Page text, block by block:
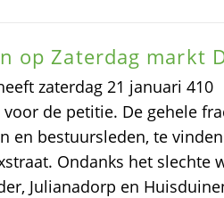
op Zaterdag markt
zaterdag 21 januari 410
de petitie. De gehele
en bestuursleden, te
Ondanks het slechte
Julianadorp en